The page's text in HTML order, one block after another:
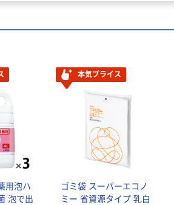
用泡ハ
泡で出
本気プライス
ゴミ袋 スーパーエコノ
ミー 省資源タイプ 乳白